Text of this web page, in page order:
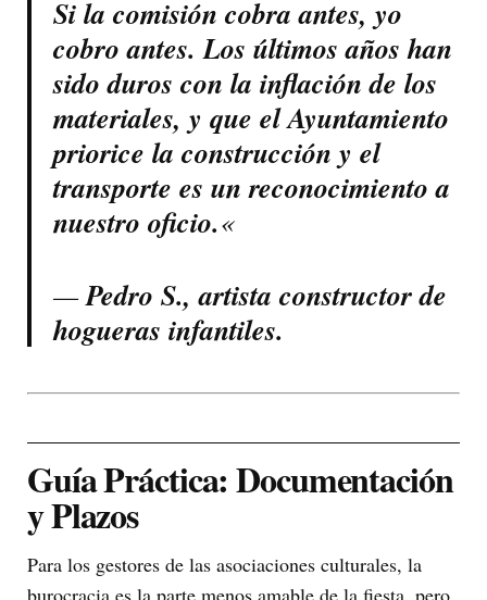
Si la comisión cobra antes, yo
cobro antes. Los últimos años han
sido duros con la inflación de los
materiales, y que el Ayuntamiento
priorice la construcción y el
transporte es un reconocimiento a
nuestro oficio.«
—Pedro S., artista constructor de
hogueras infantiles.
Guía Práctica: Documentación
y Plazos
Para los gestores de las asociaciones culturales, la
burocracia es la parte menos amable de la fiesta, pero